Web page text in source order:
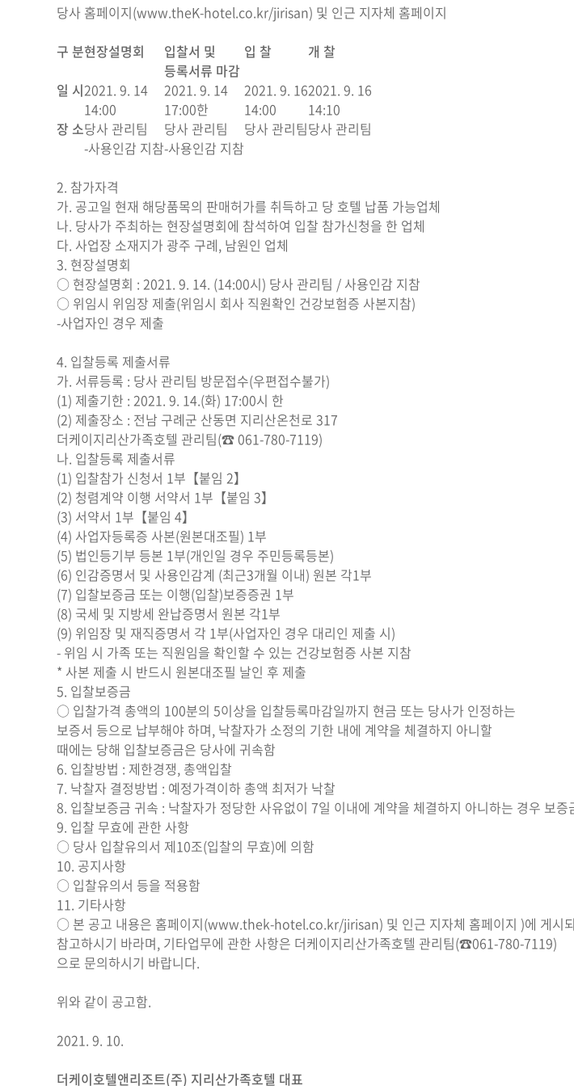
당사 홈페이지(www.theK-hotel.co.kr/jirisan) 및 인근 지자체 홈페이지
구 분현장설명회
입찰서 및
등록서류 마감
입 찰
개 찰
일 시2021. 9. 14
14:00
2021. 9. 14
17:00한
2021. 9. 16
14:00
2021. 9. 16
14:10
장 소당사 관리팀
-사용인감 지참
당사 관리팀
-사용인감 지참
당사 관리팀당사 관리팀
2. 참가자격
가. 공고일 현재 해당품목의 판매허가를 취득하고 당 호텔 납품 가능업체
나. 당사가 주최하는 현장설명회에 참석하여 입찰 참가신청을 한 업체
다. 사업장 소재지가 광주 구례, 남원인 업체
3. 현장설명회
○ 현장설명회 : 2021. 9. 14. (14:00시) 당사 관리팀 / 사용인감 지참
○ 위임시 위임장 제출(위임시 회사 직원확인 건강보험증 사본지참)
-사업자인 경우 제출
4. 입찰등록 제출서류
가. 서류등록 : 당사 관리팀 방문접수(우편접수불가)
(1) 제출기한 : 2021. 9. 14.(화) 17:00시 한
(2) 제출장소 : 전남 구례군 산동면 지리산온천로 317
더케이지리산가족호텔 관리팀(☎ 061-780-7119)
나. 입찰등록 제출서류
(1) 입찰참가 신청서 1부【붙임 2】
(2) 청렴계약 이행 서약서 1부【붙임 3】
(3) 서약서 1부【붙임 4】
(4) 사업자등록증 사본(원본대조필) 1부
(5) 법인등기부 등본 1부(개인일 경우 주민등록등본)
(6) 인감증명서 및 사용인감계 (최근3개월 이내) 원본 각1부
(7) 입찰보증금 또는 이행(입찰)보증증권 1부
(8) 국세 및 지방세 완납증명서 원본 각1부
(9) 위임장 및 재직증명서 각 1부(사업자인 경우 대리인 제출 시)
- 위임 시 가족 또는 직원임을 확인할 수 있는 건강보험증 사본 지참
* 사본 제출 시 반드시 원본대조필 날인 후 제출
5. 입찰보증금
○ 입찰가격 총액의 100분의 5이상을 입찰등록마감일까지 현금 또는 당사가 인정하는
보증서 등으로 납부해야 하며, 낙찰자가 소정의 기한 내에 계약을 체결하지 아니할
때에는 당해 입찰보증금은 당사에 귀속함
6. 입찰방법 : 제한경쟁, 총액입찰
7. 낙찰자 결정방법 : 예정가격이하 총액 최저가 낙찰
8. 입찰보증금 귀속 : 낙찰자가 정당한 사유없이 7일 이내에 계약을 체결하지 아니하는 경우 보증
9. 입찰 무효에 관한 사항
○ 당사 입찰유의서 제10조(입찰의 무효)에 의함
10. 공지사항
○ 입찰유의서 등을 적용함
11. 기타사항
○ 본 공고 내용은 홈페이지(www.thek-hotel.co.kr/jirisan) 및 인근 지자체 홈페이지 )에 게시
참고하시기 바라며, 기타업무에 관한 사항은 더케이지리산가족호텔 관리팀(☎061-780-7119)
으로 문의하시기 바랍니다.
위와 같이 공고함.
2021. 9. 10.
더케이호텔앤리조트(주) 지리산가족호텔 대표